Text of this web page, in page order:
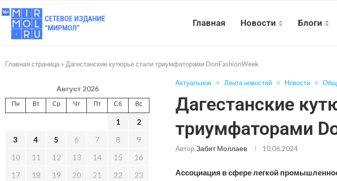
Главная Новости Блоги
Главная страница » Дагестанские кутюрье стали триумфаторами DonFashionWeek
Актуальное Лента новостей Новости
Дагестанские
триумфаторами
Автор Забит Моллаев 10.06.2024
Ассоциация в сфере легкой
Август 2026
Пн Вт Ср Чт Пт Сб Вс
1
2
3
4 5 6 7 8
9
10
11 12 13 14 15
16
17
18 19 20 21 22
23